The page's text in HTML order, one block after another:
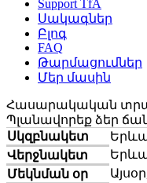
Support TfA
Սակագներ
Բլոգ
FAQ
Թարմացումներ
Մեր մասին
Հասարակական
Պլանավորեք ձեր
Սկզբնակետ
Վերջնակետ
Մեկնման օր